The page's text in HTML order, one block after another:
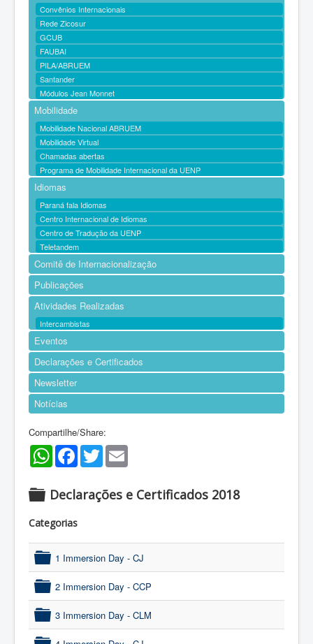
Convênios Internacionais
Rede Zicosur
GCUB
FAUBAI
PILA/ABRUEM
Santander
Módulos Jean Monnet
Mobilidade
Mobilidade Nacional ABRUEM
Mobilidade Virtual
Chamadas abertas
Programa de Mobilidade Internacional da UENP
Idiomas
Paraná fala Idiomas
Centro Internacional de Idiomas
Centro de Tradução da UENP
Teletandem
Comitê de Internacionalização
Publicações
Atividades Realizadas
Intercambistas
Eventos
Declarações e Certificados
Newsletter
Notícias
Compartilhe/Share:
WhatsAppFacebookTwitter
o
l
d
e
r
Declarações e Certificados 2018
Categorias
folder
1 Immersion Day - CJ
folder
2 Immersion Day - CCP
folder
3 Immersion Day - CLM